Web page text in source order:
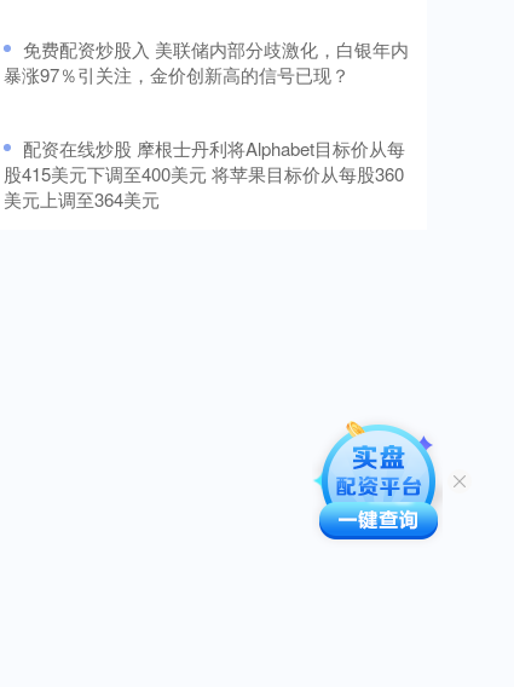
​免费配资炒股入 美联储内部分歧激化，白银年内
暴涨97％引关注，金价创新高的信号已现？
​配资在线炒股 摩根士丹利将Alphabet目标价从每
股415美元下调至400美元 将苹果目标价从每股360
美元上调至364美元